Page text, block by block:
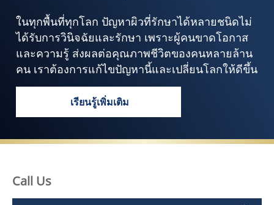
ในทุกพื้นที่ทุกโลก ปัญหาผิวที่รักษาได้หลายชนิดไม่
ได้รับการวินิจฉัยและรักษา เพราะผู้คนขาดโอกาส
และความรู้ ส่งผลต่อคุณภาพชีวิตของคนหลายล้าน
คน เราต้องการแก้ไขปัญหานี้และเปลี่ยนโลกให้ดีขึ้น
เรียนรู้เพิ่มเติม
ไม่ว่าคุณจะเป็นใครมาจากไหน ก็มีผิวสุข
Call Us